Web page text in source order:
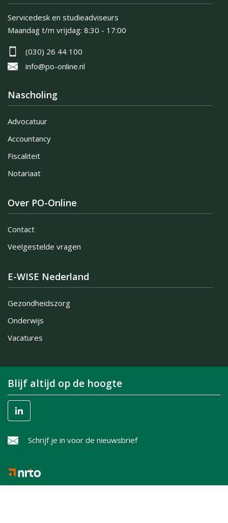
Servicedesk en studieadviseurs
Maandag t/m vrijdag: 8:30 - 17:00
(030) 26 44 100
info@po-online.nl
Nascholing
Advocatuur
Accountancy
Fiscaliteit
Notariaat
Over PO-Online
Contact
Veelgestelde vragen
E-WISE Nederland
Gezondheidszorg
Onderwijs
Vacatures
Blijf altijd op de hoogte
Schrijf je in voor de nieuwsbrief
PO-Online onderschrijft de gedragscode van de NRTO